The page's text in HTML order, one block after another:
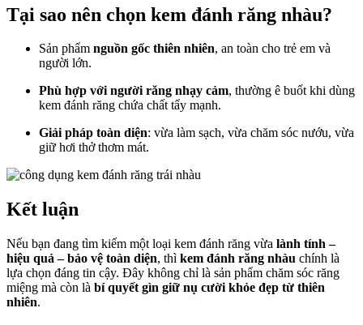
Tại sao nên chọn kem đánh răng nhàu?
Sản phẩm nguồn gốc thiên nhiên, an toàn cho trẻ em và
người lớn.
Phù hợp với người răng nhạy cảm, thường ê buốt khi dùng
kem đánh răng chứa chất tẩy mạnh.
Giải pháp toàn diện: vừa làm sạch, vừa chăm sóc nướu, vừa
giữ hơi thở thơm mát.
Kết luận
Nếu bạn đang tìm kiếm một loại kem đánh răng vừa lành tính –
hiệu quả – bảo vệ toàn diện, thì kem đánh răng nhàu chính là
lựa chọn đáng tin cậy. Đây không chỉ là sản phẩm chăm sóc răng
miệng mà còn là bí quyết gìn giữ nụ cười khỏe đẹp từ thiên
nhiên.